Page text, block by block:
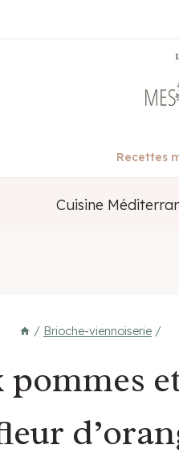
Recettes
Cuisine
/ Brioche-viennoiserie /